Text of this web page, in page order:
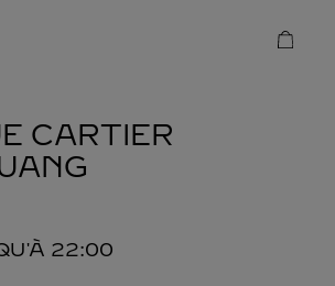
CARTIER
22:00